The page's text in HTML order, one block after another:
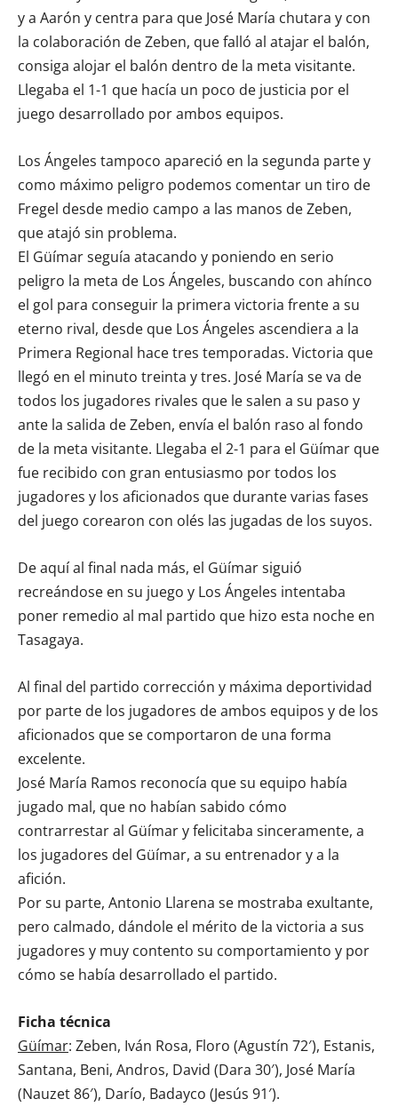
y a Aarón y centra para que José María chutara y con
la colaboración de Zeben, que falló al atajar el balón,
consiga alojar el balón dentro de la meta visitante.
Llegaba el 1-1 que hacía un poco de justicia por el
juego desarrollado por ambos equipos.
Los Ángeles tampoco apareció en la segunda parte y
como máximo peligro podemos comentar un tiro de
Fregel desde medio campo a las manos de Zeben,
que atajó sin problema.
El Güímar seguía atacando y poniendo en serio
peligro la meta de Los Ángeles, buscando con ahínco
el gol para conseguir la primera victoria frente a su
eterno rival, desde que Los Ángeles ascendiera a la
Primera Regional hace tres temporadas. Victoria que
llegó en el minuto treinta y tres. José María se va de
todos los jugadores rivales que le salen a su paso y
ante la salida de Zeben, envía el balón raso al fondo
de la meta visitante. Llegaba el 2-1 para el Güímar que
fue recibido con gran entusiasmo por todos los
jugadores y los aficionados que durante varias fases
del juego corearon con olés las jugadas de los suyos.
De aquí al final nada más, el Güímar siguió
recreándose en su juego y Los Ángeles intentaba
poner remedio al mal partido que hizo esta noche en
Tasagaya.
Al final del partido corrección y máxima deportividad
por parte de los jugadores de ambos equipos y de los
aficionados que se comportaron de una forma
excelente.
José María Ramos reconocía que su equipo había
jugado mal, que no habían sabido cómo
contrarrestar al Güímar y felicitaba sinceramente, a
los jugadores del Güímar, a su entrenador y a la
afición.
Por su parte, Antonio Llarena se mostraba exultante,
pero calmado, dándole el mérito de la victoria a sus
jugadores y muy contento su comportamiento y por
cómo se había desarrollado el partido.
Ficha técnica
Güímar: Zeben, Iván Rosa, Floro (Agustín 72′), Estanis,
Santana, Beni, Andros, David (Dara 30′), José María
(Nauzet 86′), Darío, Badayco (Jesús 91′).